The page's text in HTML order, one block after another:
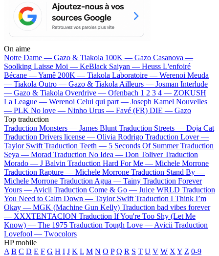
On aime
Notre Dame — Gazo & Tiakola 100K — Gazo Casanova —
Soolking Laisse Moi — KeBlack Saiyan — Heuss L'enfoiré
Bécane —Yamê 200K — Tiakola Laboratoire — Werenoi Meuda
— Tiakola Outro — Gazo & Tiakola Ailleurs — Josman Interlude
— Gazo & Tiakola Overdrive — Ofenbach 1 2 3 4 — ZOKUSH
La League — Werenoi Celui qui part — Joseph Kamel Nouvelles
— PLK No love — Ninho Urus — Favé (FR) DIE — Gazo
Top traduction
Traduction Monsters — James Blunt Traduction Streets — Doja Cat
Traduction Drivers license — Olivia Rodrigo Traduction Lover —
Taylor Swift Traduction Teeth — 5 Seconds Of Summer Traduction
Seya — Morad Traduction No Idea — Don Toliver Traduction
Morado — J Balvin Traduction Hard For Me — Michele Morrone
Traduction Rapture — Michele Morrone Traduction Stand By —
Michele Morrone Traduction Agua — Tainy Traduction Forever
Yours — Avicii Traduction Come & Go — Juice WRLD Traduction
You Need to Calm Down — Taylor Swift Traduction I Think I’m
Okay — MGK (Machine Gun Kelly) Traduction bad vibes forever
— XXXTENTACION Traduction If You're Too Shy (Let Me
Know) — The 1975 Traduction Tough Love — Avicii Traduction
Lovefool — Twocolors
HP mobile
A B C D E F G H I J K L M N O P Q R S T U V W X Y Z 0-9